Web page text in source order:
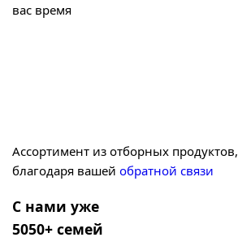
вас время
Ассортимент из отборных продуктов,
благодаря вашей обратной связи
С нами уже
5050+ семей